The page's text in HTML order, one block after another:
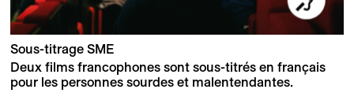
Sous-titrage SME
Deux films francophones sont sous-titrés en français
pour les personnes sourdes et malentendantes.